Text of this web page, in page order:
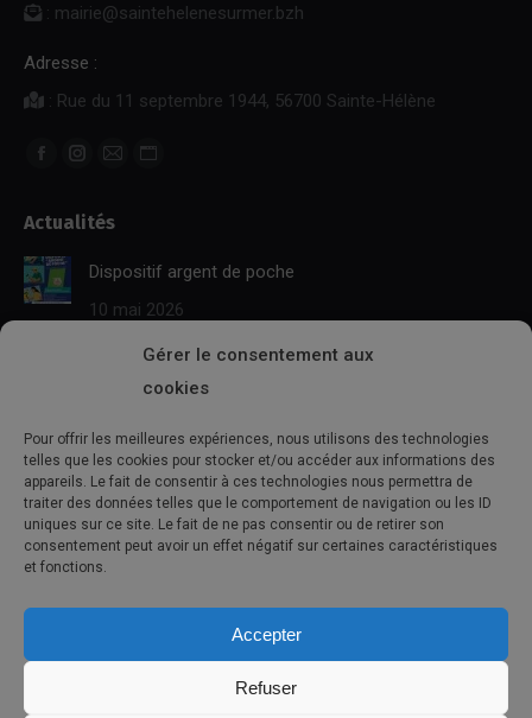
Gérer le consentement aux
cookies
Pour offrir les meilleures expériences, nous utilisons des technologies
telles que les cookies pour stocker et/ou accéder aux informations des
appareils. Le fait de consentir à ces technologies nous permettra de
traiter des données telles que le comportement de navigation ou les ID
uniques sur ce site. Le fait de ne pas consentir ou de retirer son
consentement peut avoir un effet négatif sur certaines caractéristiques
et fonctions.
Accepter
Refuser
: mairie@saintehelenesurmer.bzh
Adresse :
: Rue du 11 septembre 1944, 56700 Sainte-Hélène
Trouvez nous sur :
Facebook
opens
in
new
window
Instagram
opens
window
E-
page
opens
new
window
Site
opens
new
window
Actualités
Dispositif argent de poche
10 mai 2026
BAFA TERRITORIAL
10 mai 2026
Séjours été 2026
10 mai 2026
L’agenda